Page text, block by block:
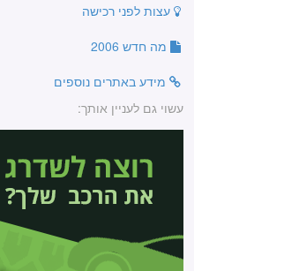
עצות לפני רכישה
מה חדש 2006
מידע באתרים נוספים
עשוי גם לעניין אותך: